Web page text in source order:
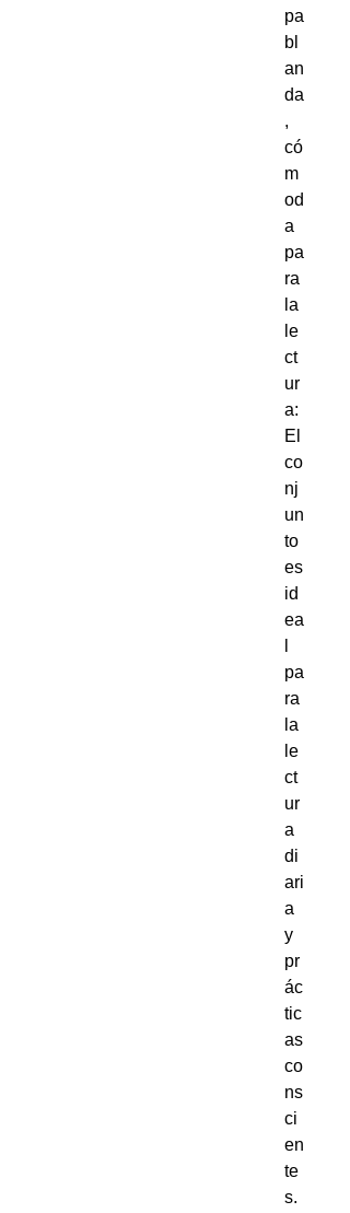
pa
bl
an
da
,
có
m
od
a
pa
ra
la
le
ct
ur
a:
El
co
nj
un
to
es
id
ea
pa
ra
la
le
ct
ur
a
di
ari
a
y
pr
ác
tic
as
co
ns
ci
en
te
s.